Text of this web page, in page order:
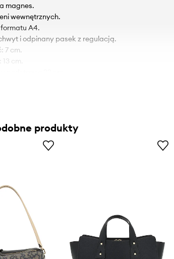
magnes.
wewnętrznych.
A4.
i odpinany pasek z regulacją.
7 cm.
cm.
produkty